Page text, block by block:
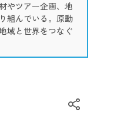
やツアー企画、地
組んでいる。原動
域と世界をつなぐ